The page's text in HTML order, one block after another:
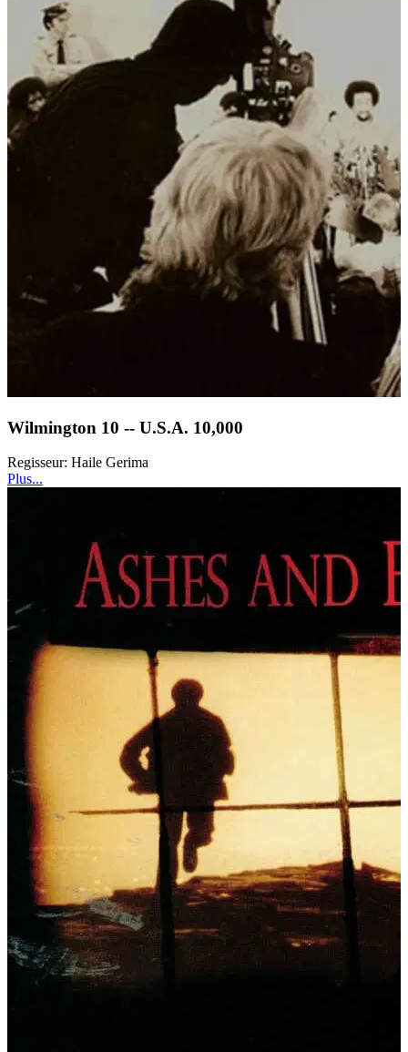
Wilmington 10 -- U.S.A. 10,000
Regisseur: Haile Gerima
Plus...